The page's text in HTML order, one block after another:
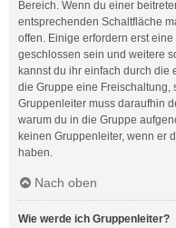
Bereich. Wenn du einer
entsprechenden Schaltfläche
offen. Einige erfordern erst
geschlossen sein und weitere
kannst du ihr einfach durch die
die Gruppe eine Freischaltung,
Gruppenleiter muss daraufhin
warum du in die Gruppe
keinen Gruppenleiter, wenn er
haben.
Nach oben
Wie werde ich Gruppenleiter?